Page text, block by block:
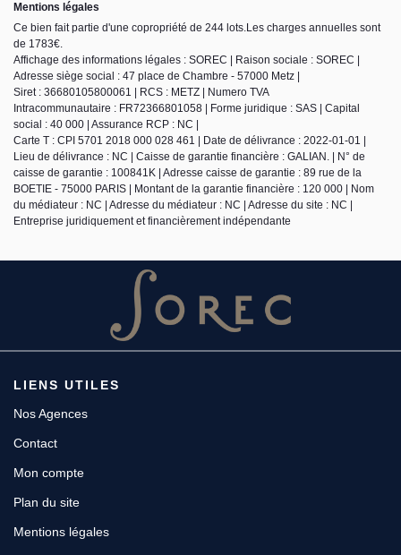
Mentions légales
Ce bien fait partie d'une copropriété de 244 lots.Les charges annuelles sont
de 1783€.
Affichage des informations légales : SOREC | Raison sociale : SOREC |
Adresse siège social : 47 place de Chambre - 57000 Metz |
Siret : 36680105800061 | RCS : METZ | Numero TVA
Intracommunautaire : FR72366801058 | Forme juridique : SAS | Capital
social : 40 000 | Assurance RCP : NC |
Carte T : CPI 5701 2018 000 028 461 | Date de délivrance : 2022-01-01 |
Lieu de délivrance : NC | Caisse de garantie financière : GALIAN. | N° de
caisse de garantie : 100841K | Adresse caisse de garantie : 89 rue de la
BOETIE - 75000 PARIS | Montant de la garantie financière : 120 000 | Nom
du médiateur : NC | Adresse du médiateur : NC | Adresse du site : NC |
Entreprise juridiquement et financièrement indépendante
LIENS UTILES
Nos Agences
Contact
Mon compte
Plan du site
Mentions légales